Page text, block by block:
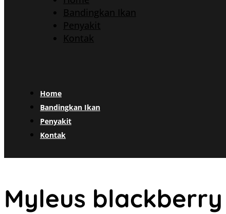
Bandingkan Ikan
Penyakit
Kontak
Home
Bandingkan Ikan
Penyakit
Kontak
Myleus blackberry